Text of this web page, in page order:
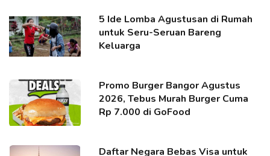
5 Ide Lomba Agustusan di Rumah
untuk Seru-Seruan Bareng
Keluarga
Promo Burger Bangor Agustus
2026, Tebus Murah Burger Cuma
Rp 7.000 di GoFood
Daftar Negara Bebas Visa untuk